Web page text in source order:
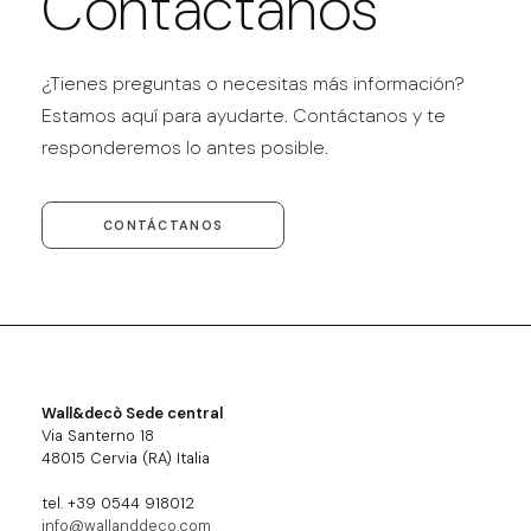
¿Tienes preguntas o necesitas más información?
Estamos aquí para ayudarte. Contáctanos y te
responderemos lo antes posible.
CONTÁCTANOS
Wall&decò Sede central
Via Santerno 18
48015 Cervia (RA) Italia
tel. +39 0544 918012
info@wallanddeco.com